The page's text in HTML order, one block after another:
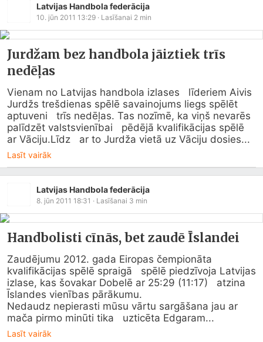
Latvijas Handbola federācija
10. jūn 2011 13:29 · Lasīšanai 2 min
Jurdžam bez handbola jāiztiek trīs
nedēļas
Vienam no Latvijas handbola izlases   līderiem Aivis
Jurdžs trešdienas spēlē savainojums liegs spēlēt
aptuveni   trīs nedēļas. Tas nozīmē, ka viņš nevarēs
palīdzēt valstsvienībai   pēdējā kvalifikācijas spēlē
ar Vāciju.Līdz   ar to Jurdža vietā uz Vāciju dosies...
Lasīt vairāk
Latvijas Handbola federācija
8. jūn 2011 18:31 · Lasīšanai 3 min
Handbolisti cīnās, bet zaudē Īslandei
Zaudējumu 2012. gada Eiropas čempionāta
kvalifikācijas spēlē spraigā   spēlē piedzīvoja Latvijas
izlase, kas šovakar Dobelē ar 25:29 (11:17)   atzina
Īslandes vienības pārākumu.
Nedaudz nepierasti mūsu vārtu sargāšana jau ar
mača pirmo minūti tika   uzticēta Edgaram...
Lasīt vairāk